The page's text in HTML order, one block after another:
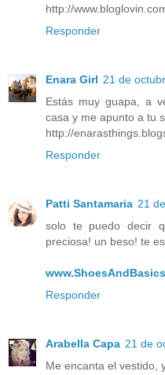
http://
Responder
Enara Girl 21 de
Estás muy guapa, a
casa y me apunto a tu
http://
Responder
Patti Santamaria 21
solo te puedo decir
preciosa! un beso! te
Responder
Arabella Capa 21 de
Me encanta el vestido,